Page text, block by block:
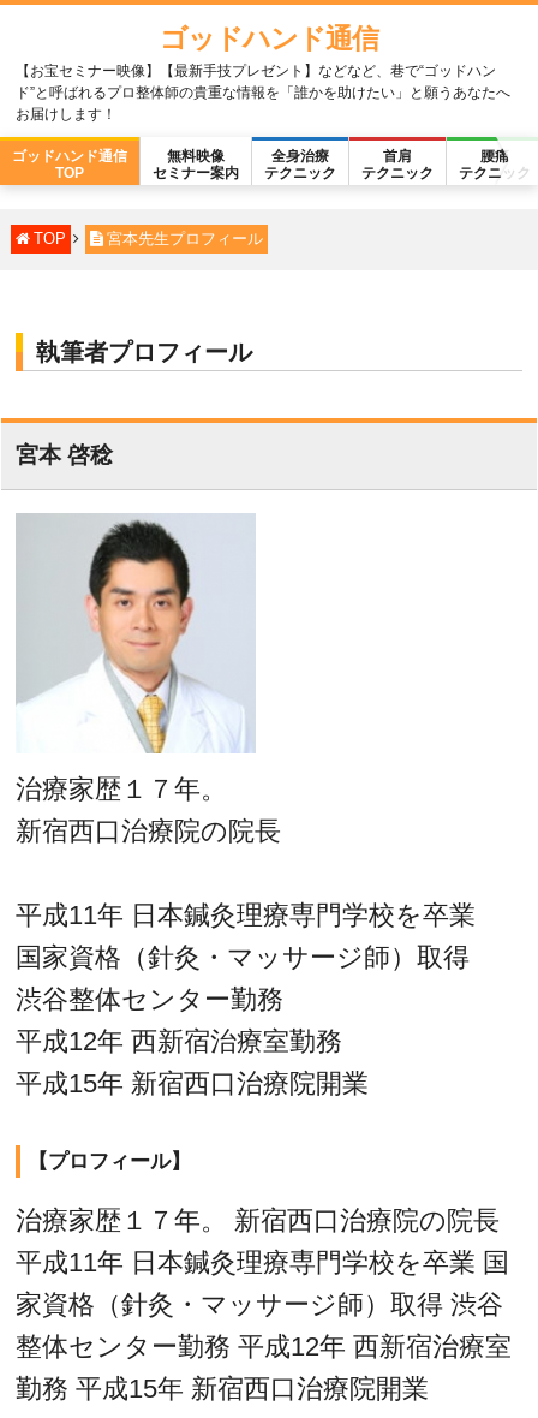
ゴッドハンド通信
【お宝セミナー映像】【最新手技プレゼント】などなど、巷で“ゴッドハン
ド”と呼ばれるプロ整体師の貴重な情報を「誰かを助けたい」と願うあなたへ
お届けします！
ゴッドハンド通信
TOP
無料映像
セミナー案内
全身治療
テクニック
首肩
テクニック
腰痛
テクニック
TOP 宮本先生プロフィール
執筆者プロフィール
宮本 啓稔
治療家歴１７年。
新宿西口治療院の院長
平成11年 日本鍼灸理療専門学校を卒業
国家資格（針灸・マッサージ師）取得
渋谷整体センター勤務
平成12年 西新宿治療室勤務
平成15年 新宿西口治療院開業
【プロフィール】
治療家歴１７年。 新宿西口治療院の院長
平成11年 日本鍼灸理療専門学校を卒業 国
家資格（針灸・マッサージ師）取得 渋谷
整体センター勤務 平成12年 西新宿治療室
勤務 平成15年 新宿西口治療院開業